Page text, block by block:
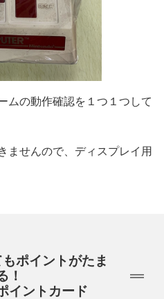
ムの動作確認を１つ１つして
ませんので、ディスプレイ用
ポイントがたま
！
イントカード